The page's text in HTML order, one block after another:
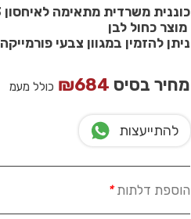
כוננית משרדית מתאימה לאיחסון 3 קומות קלסרים
מוצר כחול לבן
ניתן להזמין במגוון צבעי פורמייקה
מחיר בסיס ₪684 כולל מעמ
להתייעצות
הוספת דלתות*